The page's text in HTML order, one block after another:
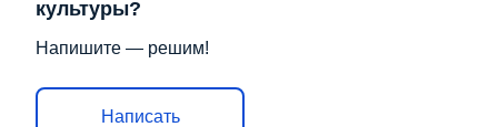
культуры?
Напишите — решим!
Написать